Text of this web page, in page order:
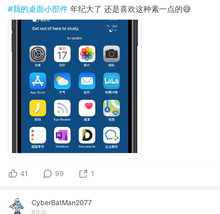
#我的桌面小部件 年纪大了 还是喜欢这种素一点的😅
41 99 1
CyberBatMan2077
6年前